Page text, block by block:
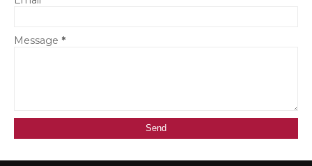
Message *